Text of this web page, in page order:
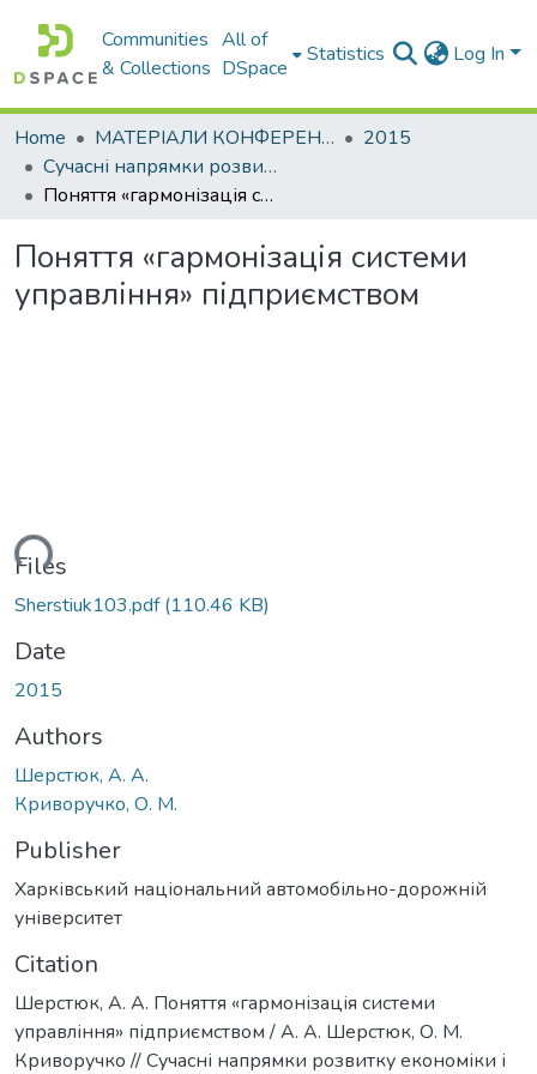
Communities
& Collections
All of
DSpace
Statistics Log In
Home МАТЕРІАЛИ КОНФЕРЕНЦІЙ
2015
Сучасні напрямки розвитку економіки і менеджменту на підприємствах України
Поняття «гармонізація системи управління» підприємством
Поняття «гармонізація системи
управління» підприємством
Files
Sherstiuk103.pdf(110.46 KB)
Date
2015
Authors
Шерстюк, А. А.
Криворучко, О. М.
Publisher
Харківський національний автомобільно-дорожній
університет
Citation
Шерстюк, А. А. Поняття «гармонізація системи
управління» підприємством / А. А. Шерстюк, О. М.
Криворучко // Сучасні напрямки розвитку економіки і